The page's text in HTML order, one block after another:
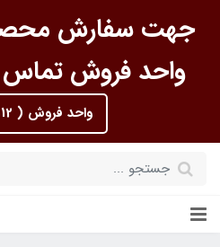
جهت سفارش
واحد فروش تماس
واحد فروش ( 09120728512 )